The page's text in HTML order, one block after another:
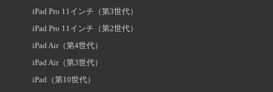
iPad Pro 11インチ（第3世代）
iPad Pro 11インチ（第2世代）
iPad Air（第4世代）
iPad Air（第3世代）
iPad（第10世代）